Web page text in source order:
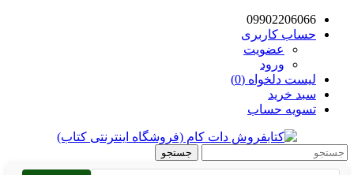
09902206066
حساب کاربری
عضویت
ورود
لیست دلخواه (0)
سبد خرید
تسویه حساب
جستجو